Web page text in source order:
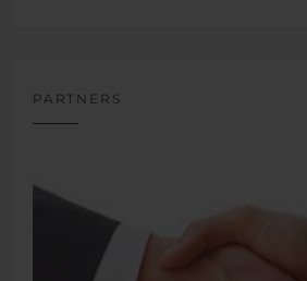
PARTNERS